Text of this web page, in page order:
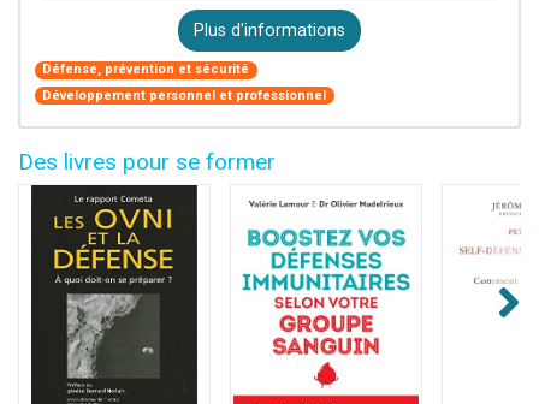
Plus d'informations
Défense, prévention et sécurité
Développement personnel et professionnel
Des livres pour se former